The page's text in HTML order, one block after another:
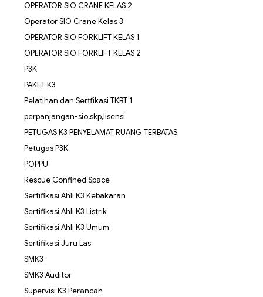
OPERATOR SIO CRANE KELAS 2
Operator SIO Crane Kelas 3
OPERATOR SIO FORKLIFT KELAS 1
OPERATOR SIO FORKLIFT KELAS 2
P3K
PAKET K3
Pelatihan dan Sertfikasi TKBT 1
perpanjangan-sio,skp,lisensi
PETUGAS K3 PENYELAMAT RUANG TERBATAS
Petugas P3K
POPPU
Rescue Confined Space
Sertifikasi Ahli K3 Kebakaran
Sertifikasi Ahli K3 Listrik
Sertifikasi Ahli K3 Umum
Sertifikasi Juru Las
SMK3
SMK3 Auditor
Supervisi K3 Perancah